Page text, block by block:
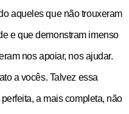
aqueles que não trouxeram
e que demonstram imenso
nos apoiar, nos ajudar.
a vocês. Talvez essa
a mais completa, não